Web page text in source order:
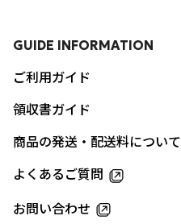
GUIDE INFORMATION
ご利用ガイド
領収書ガイド
商品の発送・配送料について
よくあるご質問
お問い合わせ